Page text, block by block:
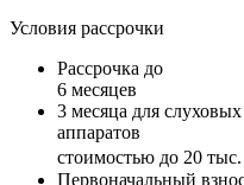
Условия рассрочки
Рассрочка до
6 месяцев
3 месяца для слуховых
аппаратов
стоимостью до 20
Первоначальный